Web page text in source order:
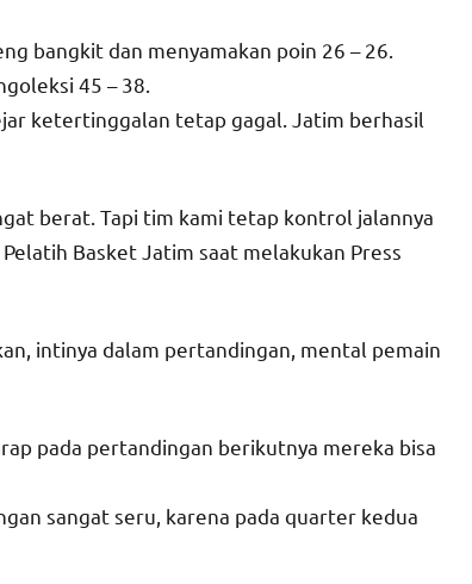
bangkit dan menyamakan poin 26 – 26.
45 – 38.
ketertinggalan tetap gagal. Jatim berhasil
berat. Tapi tim kami tetap kontrol jalannya
Basket Jatim saat melakukan Press
intinya dalam pertandingan, mental pemain
pada pertandingan berikutnya mereka bisa
sangat seru, karena pada quarter kedua